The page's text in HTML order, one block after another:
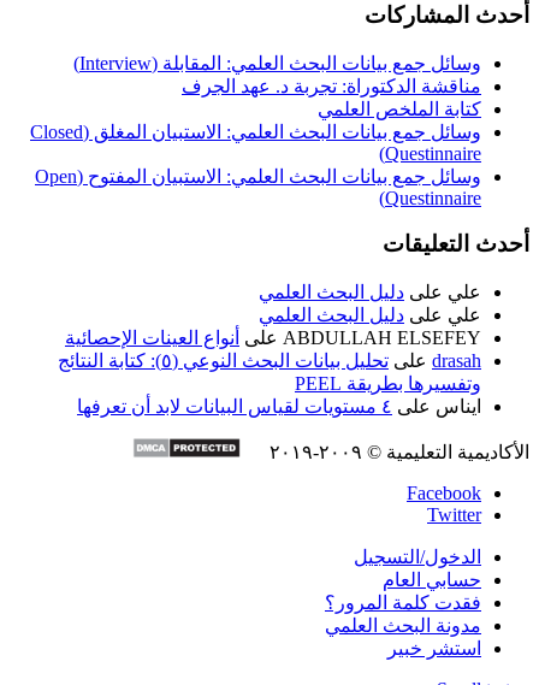
أحدث المشاركات
وسائل جمع بيانات البحث العلمي: المقابلة (Interview)
مناقشة الدكتوراة: تجربة د. عهد الجرف
كتابة الملخص العلمي
وسائل جمع بيانات البحث العلمي: الاستبيان المغلق (Closed
Questinnaire)
وسائل جمع بيانات البحث العلمي: الاستبيان المفتوح (Open
Questinnaire)
أحدث التعليقات
علي على دليل البحث العلمي
علي على دليل البحث العلمي
ABDULLAH ELSEFEY على أنواع العينات الإحصائية
drasah على
تحليل بيانات البحث النوعي (٥): كتابة النتائج
وتفسيرها بطريقة PEEL
ايناس على ٤ مستويات لقياس البيانات لابد أن تعرفها
الأكاديمية التعليمية © ٢٠٠٩-٢٠١٩
Facebook
Twitter
الدخول/التسجيل
حسابي العام
فقدت كلمة المرور؟
مدونة البحث العلمي
استشر خبير